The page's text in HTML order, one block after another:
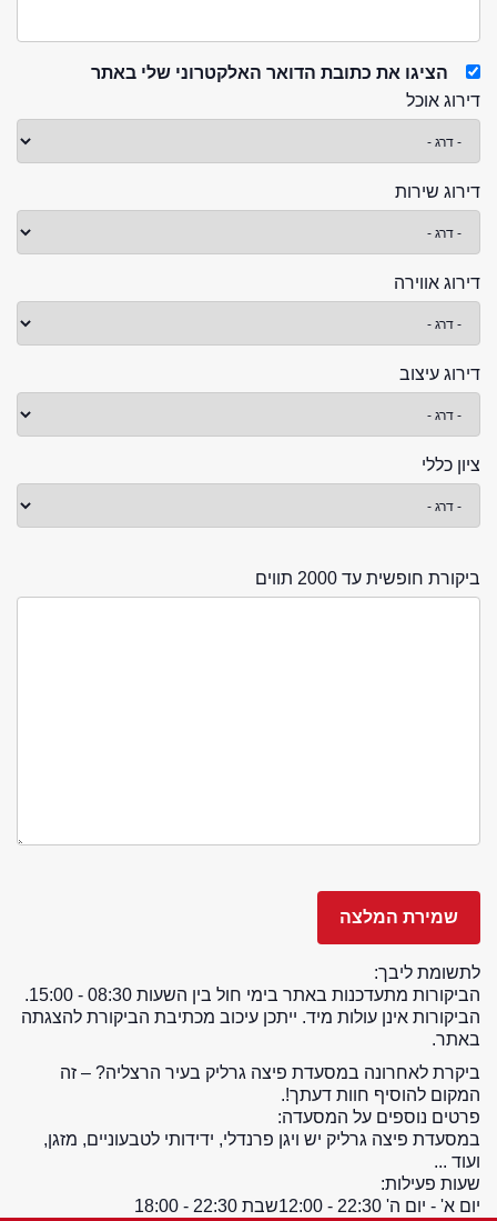
הציגו את כתובת הדואר האלקטרוני שלי באתר
דירוג אוכל
דירוג שירות
דירוג אווירה
דירוג עיצוב
ציון כללי
ביקורת חופשית עד 2000 תווים
לתשומת ליבך:
הביקורות מתעדכנות באתר בימי חול בין השעות 08:30 - 15:00.
הביקורות אינן עולות מיד. ייתכן עיכוב מכתיבת הביקורת להצגתה
באתר.
ביקרת לאחרונה במסעדת פיצה גרליק בעיר הרצליה? – זה
המקום להוסיף חוות דעתך!.
פרטים נוספים על המסעדה:
במסעדת פיצה גרליק יש ויגן פרנדלי, ידידותי לטבעוניים, מזגן,
ועוד ...
שעות פעילות:
יום א' - יום ה' 22:30 - 12:00
שבת 22:30 - 18:00